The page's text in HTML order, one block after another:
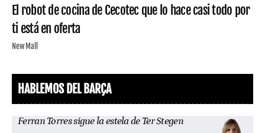
El robot de cocina de Cecotec que lo hace casi todo por
ti está en oferta
New Mall
HABLEMOS DEL BARÇA
Ferran Torres sigue la estela de Ter Stegen